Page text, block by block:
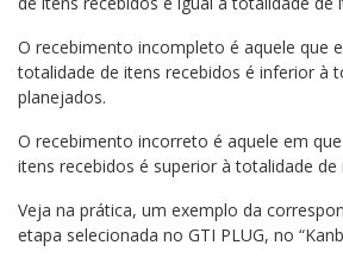
O recebimento incompleto é aquele que
totalidade de itens recebidos é inferior à
planejados.
O recebimento incorreto é aquele em
itens recebidos é superior à totalidade de
Veja na prática, um exemplo da
etapa selecionada no GTI PLUG, no